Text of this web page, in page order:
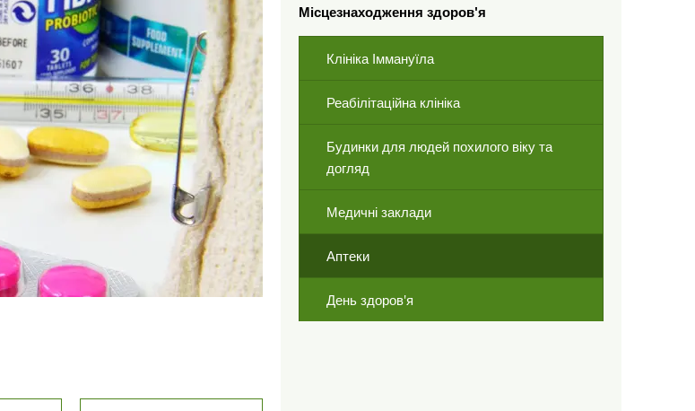
Місцезнаходження здоров'я
Клініка Іммануїла
Реабілітаційна клініка
Будинки для людей похилого віку та
догляд
Медичні заклади
Аптеки
День здоров'я